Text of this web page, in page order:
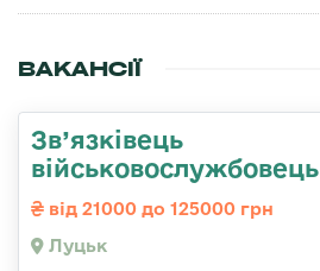
ВАКАНСІЇ
Зв’язківець
військовослужбовець
від 21000 до 125000 грн
Луцьк